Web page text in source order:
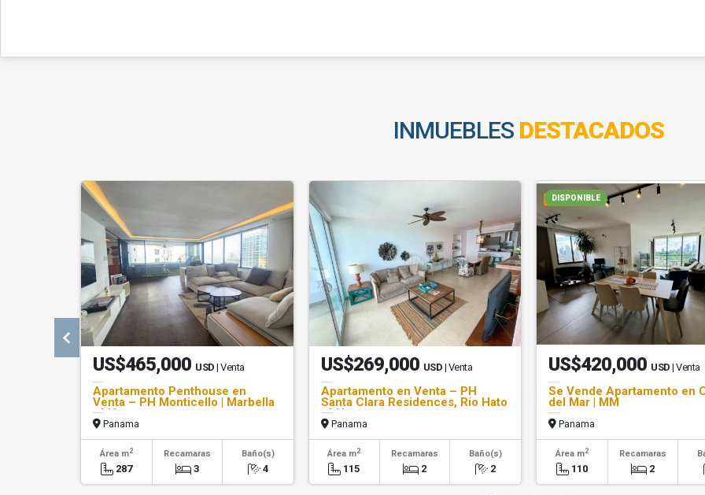
INMUEBLES DESTACADOS
US$465,000 USD | Venta
Apartamento Penthouse en
Venta – PH Monticello | Marbella
- LH
Panama
Área m2
287
Recamaras
3
Baño(s)
4
US$269,000 USD | Venta
Apartamento en Venta – PH
Santa Clara Residences, Rio Hato
- LH
Panama
Área m2
115
Recamaras
2
Baño(s)
2
DISPONIBLE
US$420,000 USD | Venta
Se Vende Apartamento en
del Mar | MM
Panama
Área m2
110
Recamaras
2